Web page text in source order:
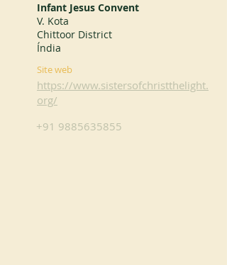
Infant Jesus Convent
V. Kota
Chittoor District
Índia
Site web
https://www.sistersofchristthelight.
org/
+91 9885635855